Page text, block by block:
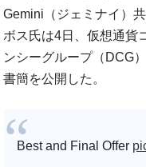
Gemini（ジェミナイ）
ボス氏は4日、仮想通貨
ンシーグループ（DCG
書簡を公開した。
Best and Final Offer